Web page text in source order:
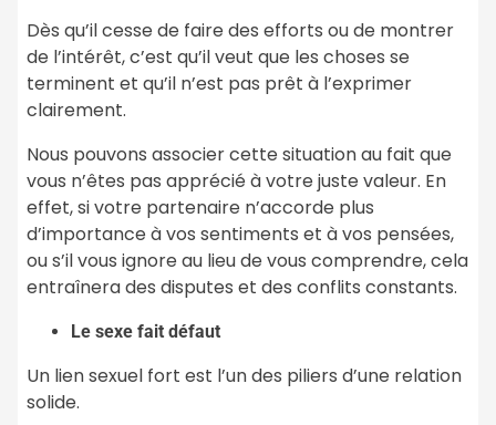
Dès qu’il cesse de faire des efforts ou de montrer
de l’intérêt, c’est qu’il veut que les choses se
terminent et qu’il n’est pas prêt à l’exprimer
clairement.
Nous pouvons associer cette situation au fait que
vous n’êtes pas apprécié à votre juste valeur. En
effet, si votre partenaire n’accorde plus
d’importance à vos sentiments et à vos pensées,
ou s’il vous ignore au lieu de vous comprendre, cela
entraînera des disputes et des conflits constants.
Le sexe fait défaut
Un lien sexuel fort est l’un des piliers d’une relation
solide.